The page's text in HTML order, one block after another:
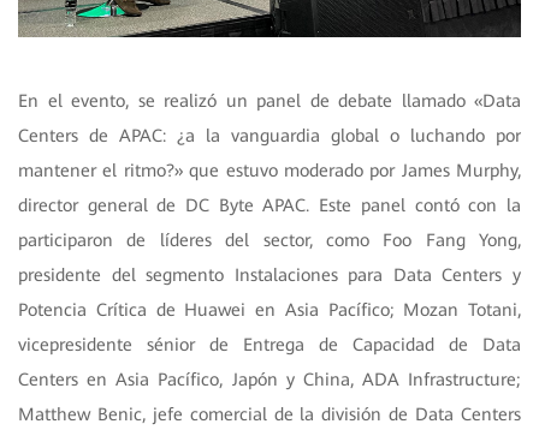
En el evento, se realizó un panel de debate llamado «Data
Centers de APAC: ¿a la vanguardia global o luchando por
mantener el ritmo?» que estuvo moderado por James Murphy,
director general de DC Byte APAC. Este panel contó con la
participaron de líderes del sector, como Foo Fang Yong,
presidente del segmento Instalaciones para Data Centers y
Potencia Crítica de Huawei en Asia Pacífico; Mozan Totani,
vicepresidente sénior de Entrega de Capacidad de Data
Centers en Asia Pacífico, Japón y China, ADA Infrastructure;
Matthew Benic, jefe comercial de la división de Data Centers